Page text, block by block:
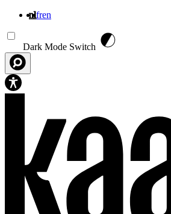
nlfren
Dark Mode Switch